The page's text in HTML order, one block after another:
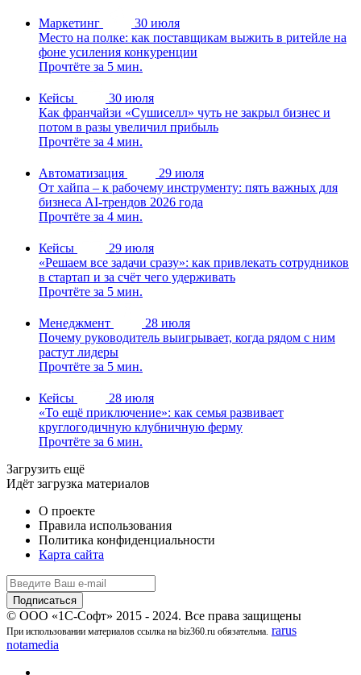
Маркетинг
30 июля
Место на полке: как поставщикам выжить в ритейле на
фоне усиления конкуренции
Прочтёте за 5 мин.
Кейсы
30 июля
Как франчайзи «Сушиселл» чуть не закрыл бизнес и
потом в разы увеличил прибыль
Прочтёте за 4 мин.
Автоматизация
29 июля
От хайпа – к рабочему инструменту: пять важных для
бизнеса AI-трендов 2026 года
Прочтёте за 4 мин.
Кейсы
29 июля
«Решаем все задачи сразу»: как привлекать сотрудников
в стартап и за счёт чего удерживать
Прочтёте за 5 мин.
Менеджмент
28 июля
Почему руководитель выигрывает, когда рядом с ним
растут лидеры
Прочтёте за 5 мин.
Кейсы
28 июля
«То ещё приключение»: как семья развивает
круглогодичную клубничную ферму
Прочтёте за 6 мин.
Загрузить ещё
Идёт загрузка материалов
О проекте
Правила использования
Политика конфиденциальности
Карта сайта
© ООО «1С-Софт» 2015 - 2024. Все права защищены
При использовании материалов ссылка на biz360.ru обязательна. rarus
notamedia